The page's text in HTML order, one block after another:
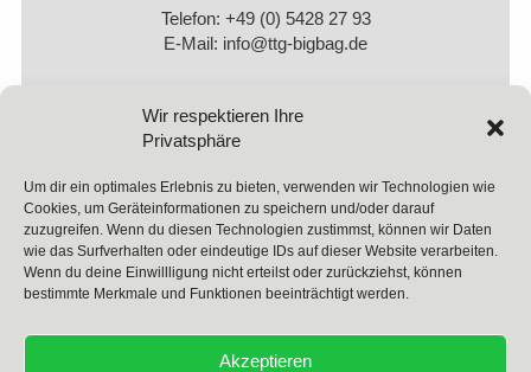
Wir respektieren Ihre
Privatsphäre
Um dir ein optimales Erlebnis zu bieten, verwenden wir Technologien wie
Cookies, um Geräteinformationen zu speichern und/oder darauf
zuzugreifen. Wenn du diesen Technologien zustimmst, können wir Daten
wie das Surfverhalten oder eindeutige IDs auf dieser Website verarbeiten.
Wenn du deine Einwillligung nicht erteilst oder zurückziehst, können
bestimmte Merkmale und Funktionen beeinträchtigt werden.
Akzeptieren
Telefon: +49 (0) 5428 27 93
E-Mail: info@ttg-bigbag.de